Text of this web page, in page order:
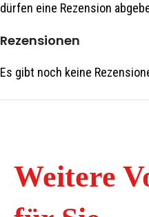
Rezensionen
Es gibt noch keine
dürfen eine Rezension
Weitere